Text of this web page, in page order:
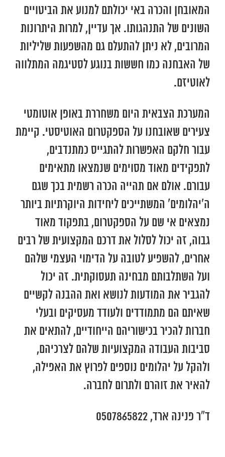
המאובחן והכרה באי יכולתם למנוע את הביטויים
השונים של התנהגותו. אך עדיין, למרות היתרונות
המרובים, לא ניתן להתעלם גם מהשפעות שליליות
של האבחנה כמו חששות בנוגע לסטיגמה המתלווה
לאוטיזם.
המערכת הצבאית היום משחררת באופן אוטומטי
צעירים שאובחנו על הספקטרום האוטיסטי. קיימת
עבור חלקם האפשרות להתגייס כמתנדבים,
לתפקידים מאוד מסוימים שנמצאו מתאימים
עבורם. אולם אם תהייה הכרה רשמית בכך שגם
ה’יהלומים’ המשתייכים ליחידות היוקרתיות ביותר
נמצאים אי שם על הספקטרום, בתפקוד מאוד
גבוה, זה יכול לסלול את דרכם המקצועית של רבים
אחרים, להשפיע לטובה על הדימוי העצמי שלהם
ועל השתלבותם מבחינה תעסוקתית. זה יכול
להגביר את המודעות לנושא ואת ההבנה לקשיים
שאיתם הם מתמודדים ולעודד מעסיקים ובעלי
חברות להכיר בכישוריהם הייחודיים, להתאים את
סביבות העבודה המקצועיות שלהם לצרכיהם,
ולהקל על יהלומים נוספים לפרוץ את האפילה,
להאיר את זוהרם ולתרום לחברה.
ד”ר פנינה ארד, 0507865822